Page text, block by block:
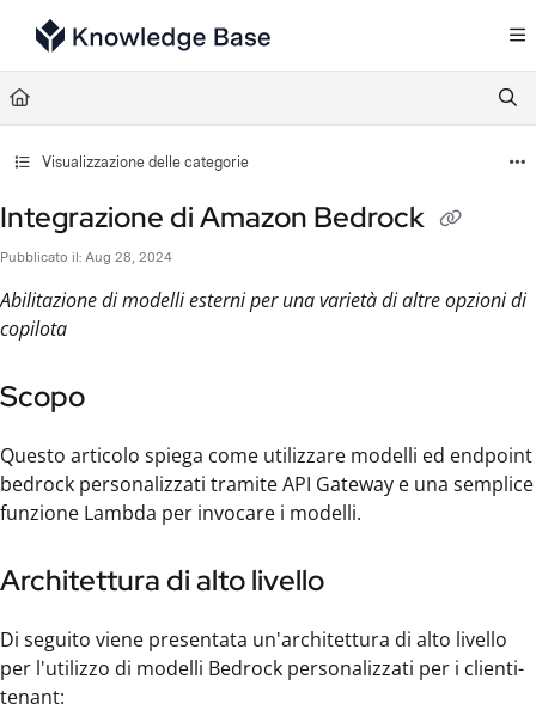
Documentation Index
Fetch the complete documentation index at:
Use this file to discover all available pages before exploring further.
Visualizzazione delle categorie
Integrazione di Amazon Bedrock
Pubblicato il: Aug 28, 2024
Abilitazione di modelli esterni per una varietà di altre opzioni di
copilota
Scopo
Questo articolo spiega come utilizzare modelli ed endpoint
bedrock personalizzati tramite API Gateway e una semplice
funzione Lambda per invocare i modelli.
Architettura di alto livello
Di seguito viene presentata un'architettura di alto livello
per l'utilizzo di modelli Bedrock personalizzati per i clienti-
tenant: